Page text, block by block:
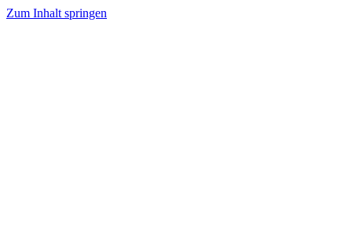
Zum Inhalt springen